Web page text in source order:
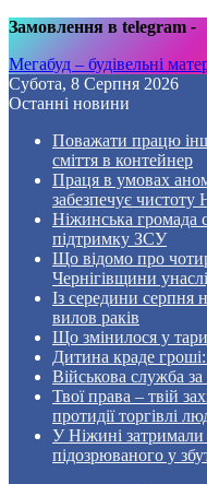
Замовлення в telegram -
Мегабуд – будівельні
Субота, 8 Серпня 2026
Останні новини
Поважати працю
сміття в контейнер
Праця в умовах
забезпечує чистоту
Ніжинська громада
підтримку ЗСУ
Що відомо про
Чернігівщини
Із середини серпня
вилов раків
Що змінилося у
Дитина краде
Військова служба
Твої права – твій
протидії торгівлі
У Ніжині
підозрюваного у